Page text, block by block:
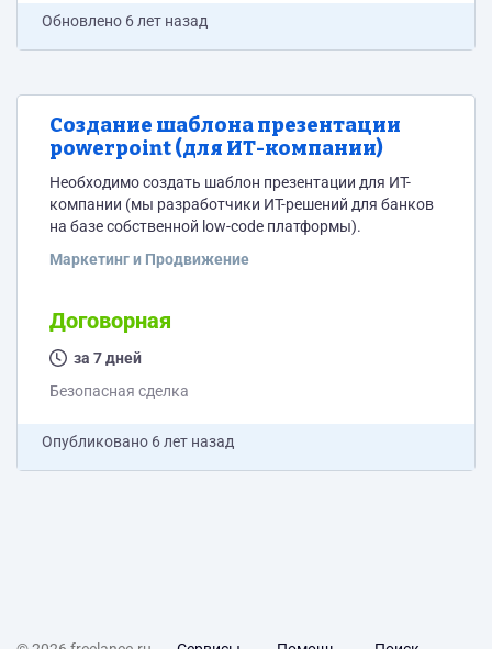
Обновлено 6 лет назад
Создание шаблона презентации
powerpoint (для ИТ-компании)
Необходимо создать шаблон презентации для ИТ-
компании (мы разработчики ИТ-решений для банков
на базе собственной low-code платформы).
Маркетинг и Продвижение
Договорная
за 7 дней
Безопасная сделка
Опубликовано 6 лет назад